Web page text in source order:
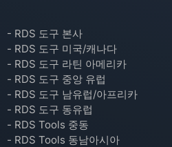
- RDS 도구 본사
- RDS 도구 미국/캐나다
- RDS 도구 라틴 아메리카
- RDS 도구 중앙 유럽
- RDS 도구 남유럽/아프리카
- RDS 도구 동유럽
- RDS Tools 중동
- RDS Tools 동남아시아